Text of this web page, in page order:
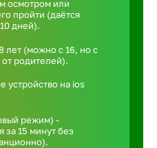
осмотром или
пройти (даётся
дней).
лет (можно с 16, но с
родителей).
устройство на ios
режим) -
за 15 минут без